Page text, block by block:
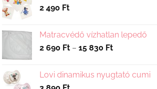
2 490 Ft
Matracvédő vízhatlan lepedő
2 690 Ft – 15 830 FtÁrtartomány:
-
Lovi dinamikus nyugtató cumi